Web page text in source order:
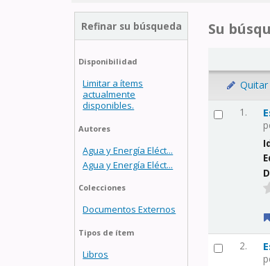
Refinar su búsqueda
Disponibilidad
Limitar a ítems
actualmente
disponibles.
Autores
Agua y Energía Eléct...
Agua y Energía Eléct...
Colecciones
Documentos Externos
Tipos de ítem
Libros
Su
1.
2.